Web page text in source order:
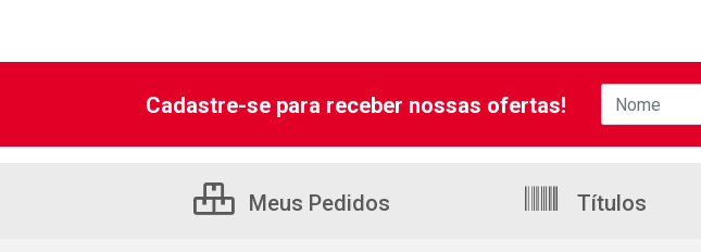
Cadastre-se para receber nossas ofertas!
Meus Pedidos Títulos